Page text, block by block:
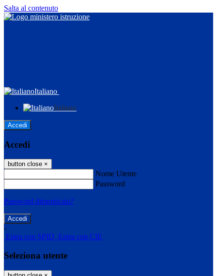
Salta al contenuto
Italiano
Italiano
Accedi
Accedi
button close ×
Nome Utente
Password
Password dimenticata?
-
Entra con SPID Entra con CIE
Seleziona utente